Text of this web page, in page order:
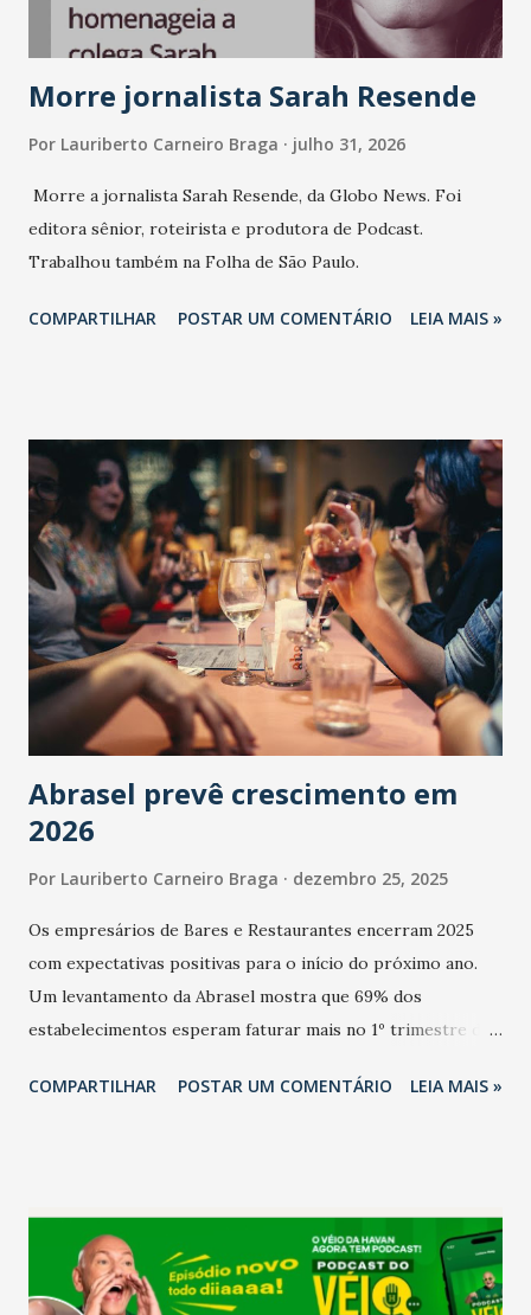
marcas, pessoas e mercado", afirma Tamires So...
Morre jornalista Sarah Resende
Por Lauriberto Carneiro Braga julho 31, 2026
Morre a jornalista Sarah Resende, da Globo News. Foi
editora sênior, roteirista e produtora de Podcast.
Trabalhou também na Folha de São Paulo.
COMPARTILHAR POSTAR UM COMENTÁRIO LEIA MAIS »
Abrasel prevê crescimento em
2026
Por Lauriberto Carneiro Braga dezembro 25, 2025
Os empresários de Bares e Restaurantes encerram 2025
com expectativas positivas para o início do próximo ano.
Um levantamento da Abrasel mostra que 69% dos
estabelecimentos esperam faturar mais no 1º trimestre de
relação ao último trimestre deste ano, 56% também
confraternizações de fim de ano e pelo pagamento do 13º
Salário para um número maior de trabalhadores, já que o
país tem a menor taxa de desemprego dos anos recentes.
COMPARTILHAR POSTAR UM COMENTÁRIO LEIA MAIS »